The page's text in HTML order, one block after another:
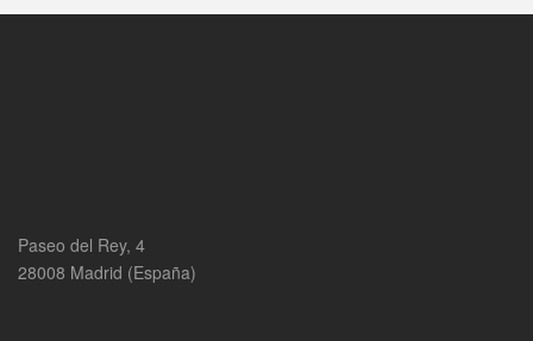
Paseo del Rey, 4
28008 Madrid (España)